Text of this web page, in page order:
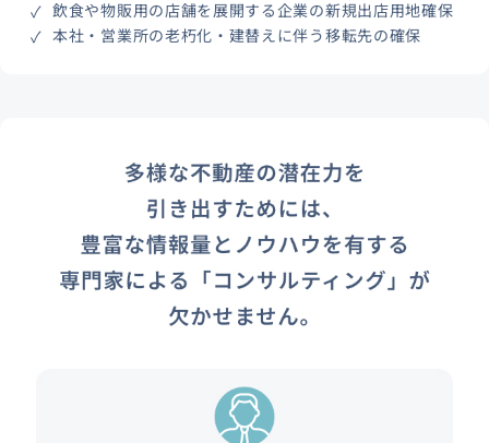
飲食や物販用の店舗を展開する企業の新規出店用地確保
本社・営業所の老朽化・建替えに伴う移転先の確保